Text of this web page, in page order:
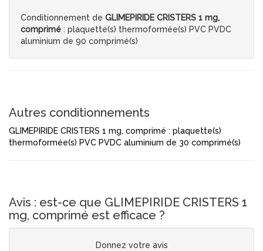
Conditionnement de GLIMEPIRIDE CRISTERS 1 mg,
comprimé : plaquette(s) thermoformée(s) PVC PVDC
aluminium de 90 comprimé(s)
Autres conditionnements
GLIMEPIRIDE CRISTERS 1 mg, comprimé : plaquette(s)
thermoformée(s) PVC PVDC aluminium de 30 comprimé(s)
Avis : est-ce que GLIMEPIRIDE CRISTERS 1
mg, comprimé est efficace ?
Donnez votre avis